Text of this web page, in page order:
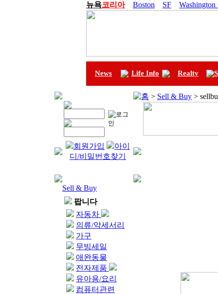
뉴욕코리아 Boston SF
News Life Info Realty
회원가입
아이
디/비밀번호찾기
Sell & Buy
팝니다
자동차
의류/악세서리
가구
무빙세일
애완동물
전자제품
유아용/요리
컴퓨터관련
홈 > Sell & Buy >